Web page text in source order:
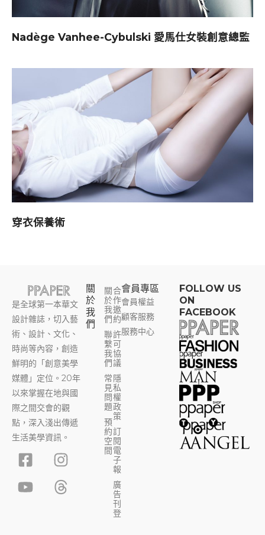
Nadège Vanhee-Cybulski 愛馬仕女裝創意總監
穿衣保養術
是全球第一本華文
設計雜誌，切入藝
術、設計、文化、
時尚等內容，創造
鮮明的「創意美學
媒體」定位。20年
以來掌握在地與國
際之間交會的觀
點，深入淺出傳遞
生活美學資訊。
F
a
c
I
n
s
t
Y
o
u
T
h
r
e
關
於
我
們
關
於
我
們
聯
繫
我
們
常
見
問
題
預
約
空
間
合
作
邀
約
許
可
協
議
隱
私
權
政
策
訂
閱
電
子
報
廣
告
刊
登
會員專區​
會員權益
顧客服務
服務中心
FOLLOW US
ON
FACEBOOK